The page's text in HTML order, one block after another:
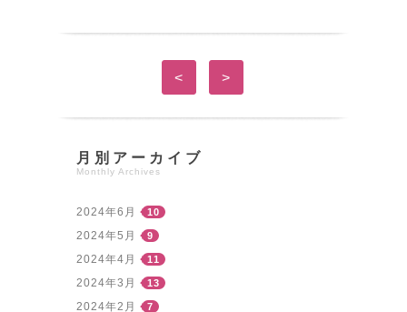
< >
月別アーカイブ
Monthly Archives
2024年6月 10
2024年5月 9
2024年4月 11
2024年3月 13
2024年2月 7